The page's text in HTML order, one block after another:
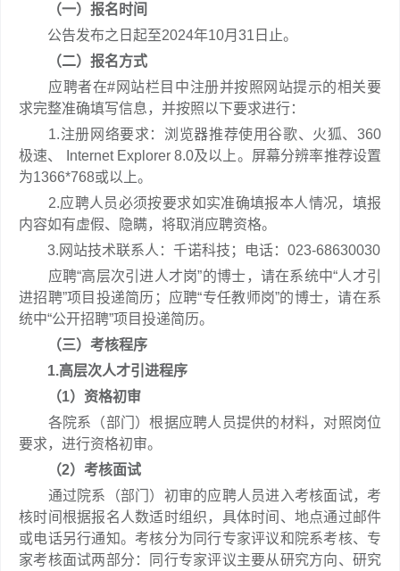
（一）报名时间
公告发布之日起至2024年10月31日止。
（二）报名方式
应聘者在#网站栏目中注册并按照网站提示的相关要
求完整准确填写信息，并按照以下要求进行：
1.注册网络要求：浏览器推荐使用谷歌、火狐、360
极速、 Internet Explorer 8.0及以上。屏幕分辨率推荐设置
为1366*768或以上。
2.应聘人员必须按要求如实准确填报本人情况，填报
内容如有虚假、隐瞒，将取消应聘资格。
3.网站技术联系人：千诺科技；电话：023-68630030
应聘“高层次引进人才岗”的博士，请在系统中“人才引
进招聘”项目投递简历；应聘“专任教师岗”的博士，请在系
统中“公开招聘”项目投递简历。
（三）考核程序
1.高层次人才引进程序
（1）资格初审
各院系（部门）根据应聘人员提供的材料，对照岗位
要求，进行资格初审。
（2）考核面试
通过院系（部门）初审的应聘人员进入考核面试，考
核时间根据报名人数适时组织，具体时间、地点通过邮件
或电话另行通知。考核分为同行专家评议和院系考核、专
家考核面试两部分：同行专家评议主要从研究方向、研究